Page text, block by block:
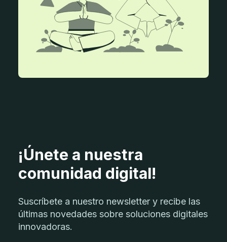
¡Únete a nuestra
comunidad digital!
Suscríbete a nuestro newsletter y recibe las
últimas novedades sobre soluciones digitales
innovadoras.